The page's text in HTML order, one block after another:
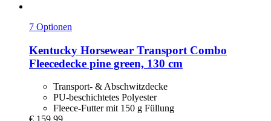
7 Optionen
Kentucky Horsewear Transport Combo
Fleecedecke pine green, 130 cm
Transport- & Abschwitzdecke
PU-beschichtetes Polyester
Fleece-Futter mit 150 g Füllung